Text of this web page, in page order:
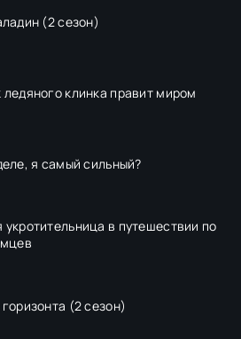
(2 сезон)
клинка правит миром
я самый сильный?
в путешествии по
(2 сезон)